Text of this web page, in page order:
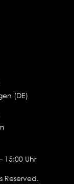
(DE)
15:00 Uhr
Reserved.